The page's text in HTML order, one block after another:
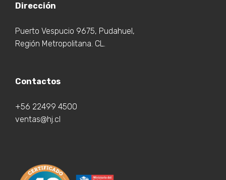
Dirección
Puerto Vespucio 9675, Pudahuel,
Región Metropolitana. CL.
Contactos
+56 22499 4500
ventas@hj.cl